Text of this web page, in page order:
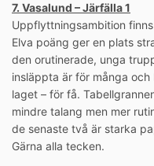
7. Vasalund – Järfälla 1
Uppflyttningsambition
Elva poäng ger en plats
den orutinerade, unga
insläppta är för många och
laget – för få.
mindre talang men mer
de senaste två är starka
Gärna alla tecken.